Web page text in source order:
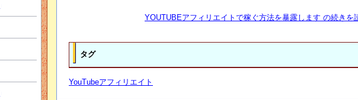
YOUTUBEアフィリエイトで稼ぐ方法を暴露します の続きを
タグ
YouTubeアフィリエイト